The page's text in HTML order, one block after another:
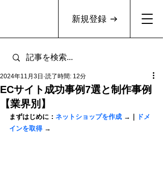
新規登録
ECサイト成功事例7選と制作事例
【業界別】
2024年11月3日 読了時間: 12分
まずはじめに： ネットショップを作成 →｜
ドメ
インを取得 →